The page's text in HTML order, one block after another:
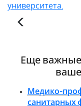
университета.
Еще
Медико-
санитарных